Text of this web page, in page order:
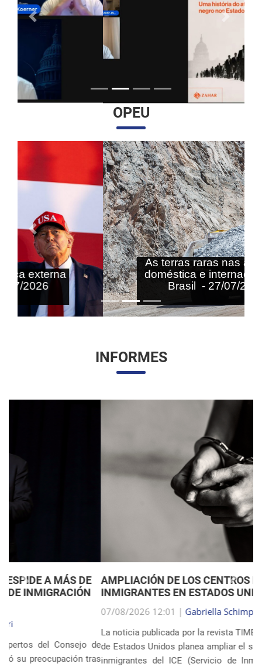
Anterior
OPEU
As terras raras nas agendas
doméstica e internacional do
Brasil - 27/07/2026
Anterior Próximo
INFORMES
AMPLIACIÓN DE LOS CENTROS DE DETENCIÓN DE
INMIGRANTES EN ESTADOS UNIDOS
Gabriella Schimpl Tebar Anunciação
La noticia publicada por la revista TIME revela que el gobierno
de Estados Unidos planea ampliar el sistema de detención de
inmigrantes del ICE (Servicio de Inmigración y Control de
Anterior